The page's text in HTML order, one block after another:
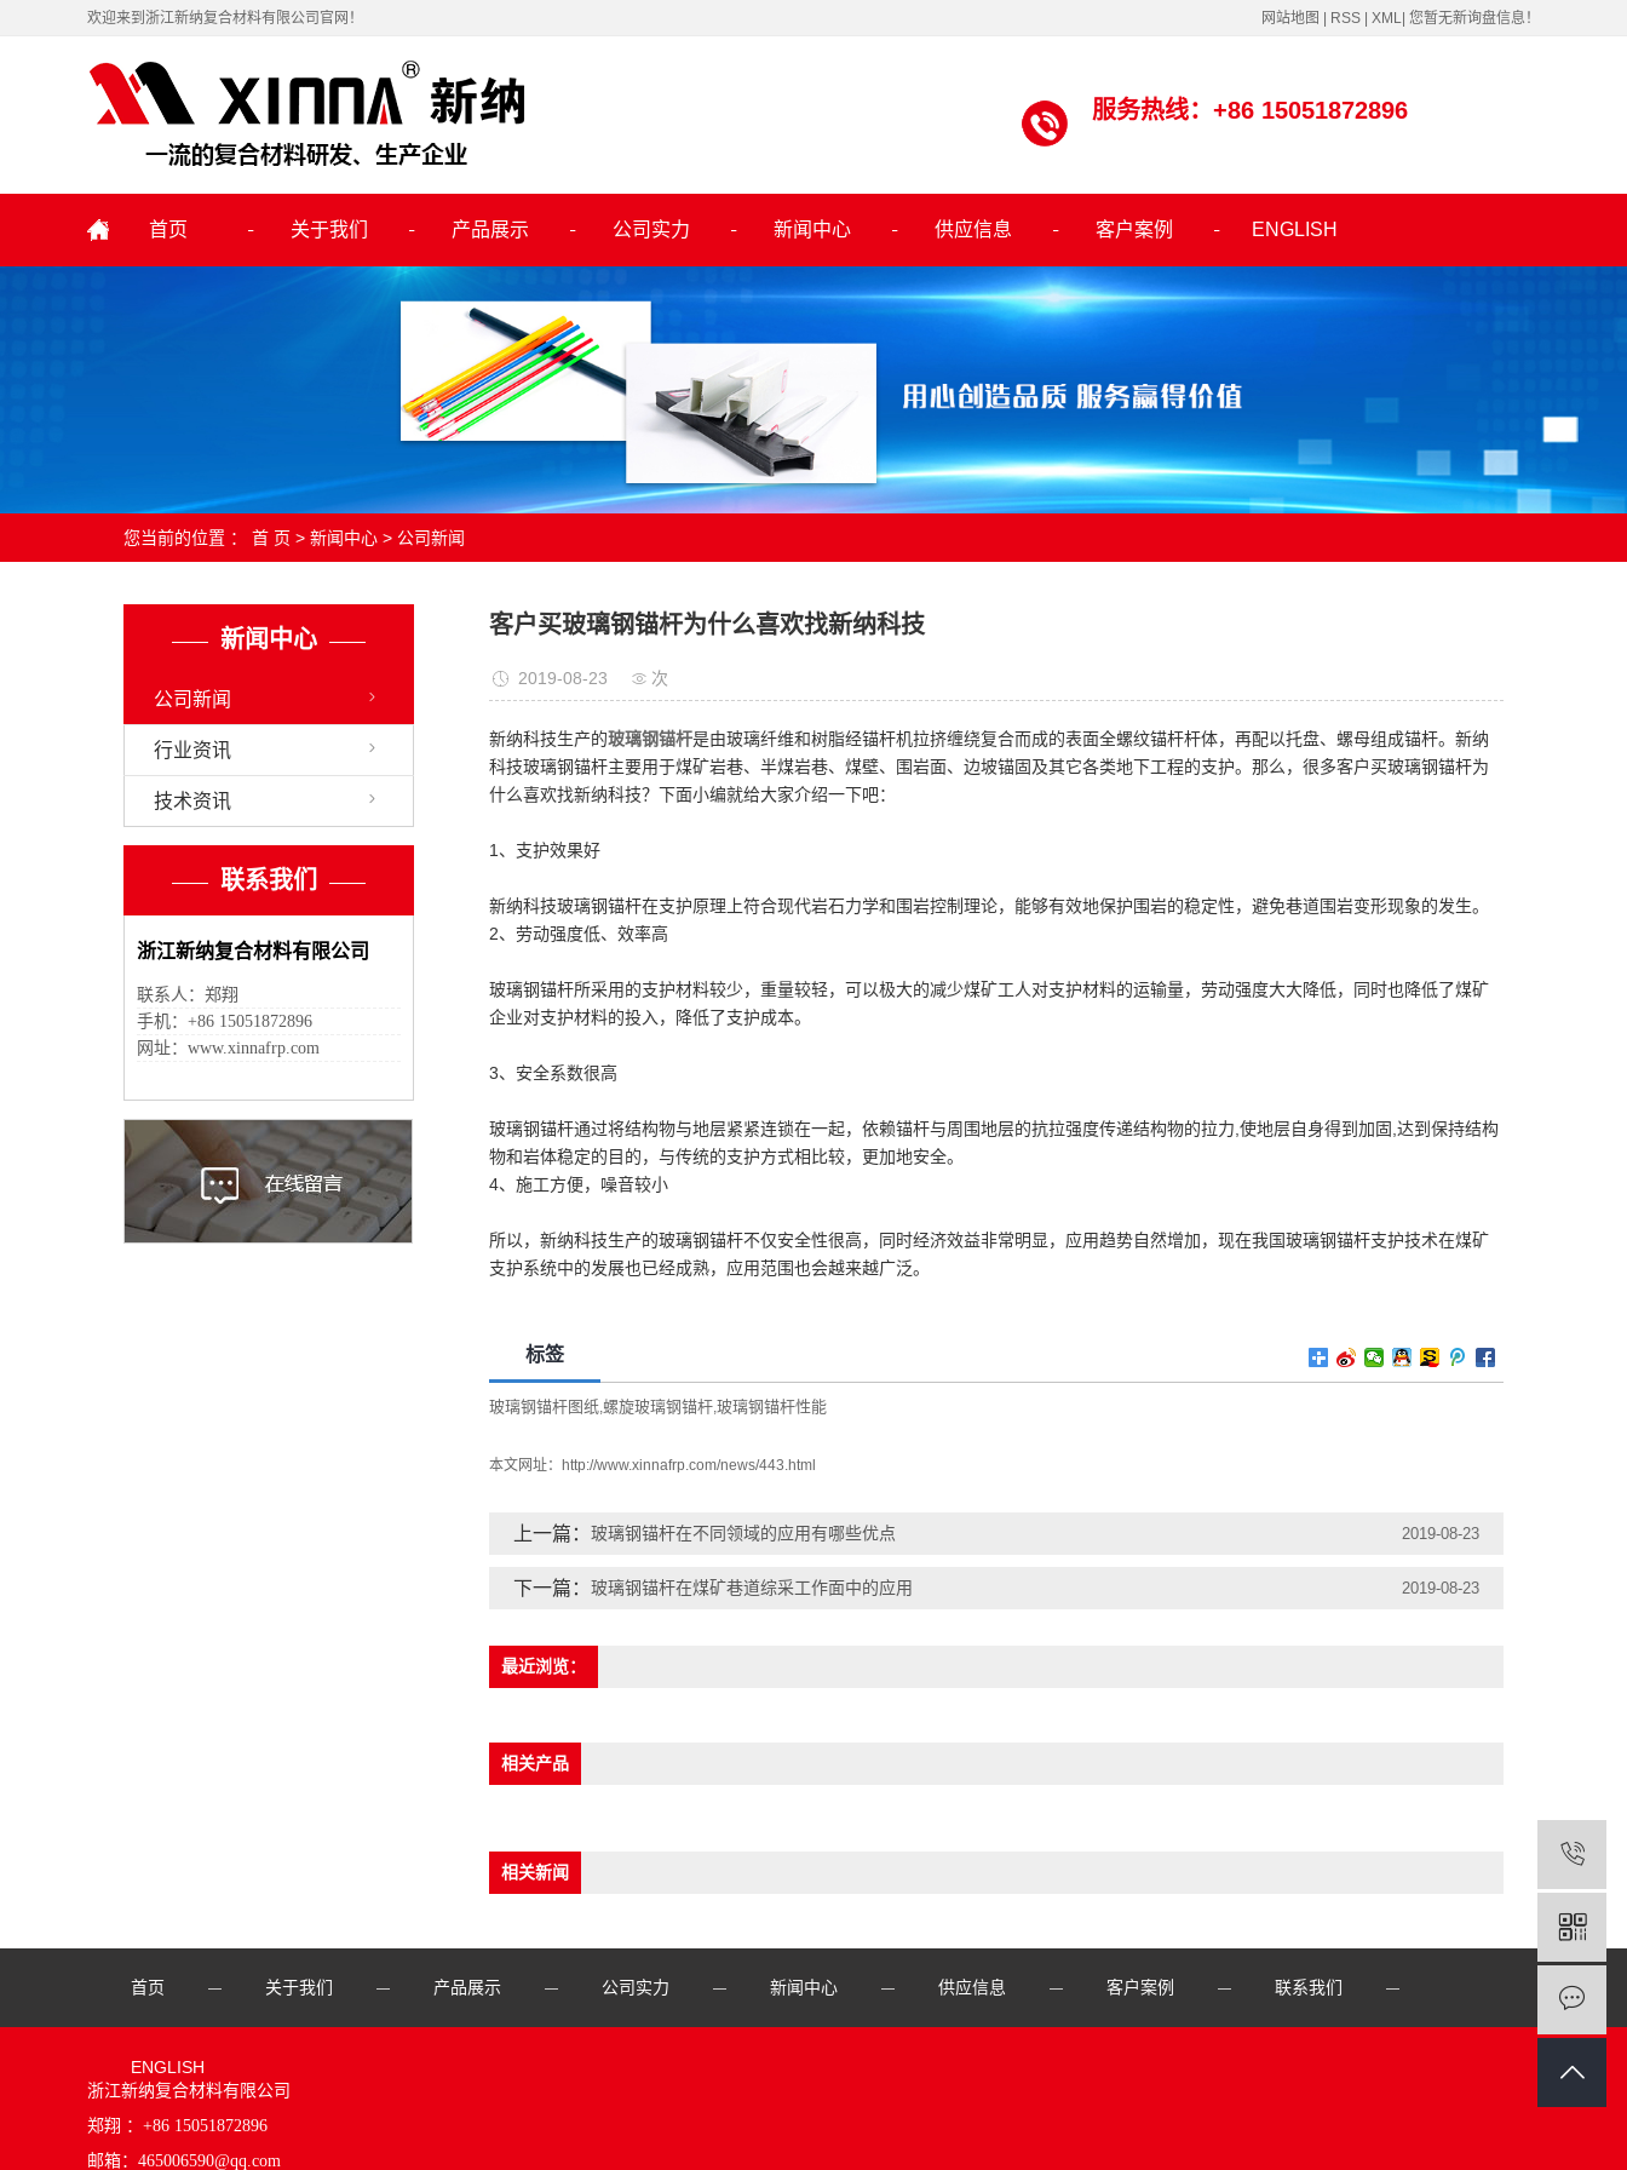
欢迎来到浙江新纳复合材料有限公司官网！ 网站地图 RSS XML 您暂无新询盘信息！
服务热线：+86 15051872896
首页 关于我们 产品展示 公司实力 新闻中心 供应信息 客户案例 ENGLISH
您当前的位置 ： 首 页 > 新闻中心 > 公司新闻
新闻中心
公司新闻
行业资讯
技术资讯
联系我们
浙江新纳复合材料有限公司
联系人：郑翔
手机：+86 15051872896
网址：www.xinnafrp.com
客户买玻璃钢锚杆为什么喜欢找新纳科技
2019-08-23 次
新纳科技生产的玻璃钢锚杆是由玻璃纤维和树脂经锚杆机拉挤缠绕复合而成的表面全螺纹锚杆杆体，再配以托盘、螺母组成锚杆。新纳
科技玻璃钢锚杆主要用于煤矿岩巷、半煤岩巷、煤壁、围岩面、边坡锚固及其它各类地下工程的支护。那么，很多客户买玻璃钢锚杆为
什么喜欢找新纳科技？下面小编就给大家介绍一下吧：
1、支护效果好
新纳科技玻璃钢锚杆在支护原理上符合现代岩石力学和围岩控制理论，能够有效地保护围岩的稳定性，避免巷道围岩变形现象的发生。
2、劳动强度低、效率高
玻璃钢锚杆所采用的支护材料较少，重量较轻，可以极大的减少煤矿工人对支护材料的运输量，劳动强度大大降低，同时也降低了煤矿
企业对支护材料的投入，降低了支护成本。
3、安全系数很高
玻璃钢锚杆通过将结构物与地层紧紧连锁在一起，依赖锚杆与周围地层的抗拉强度传递结构物的拉力,使地层自身得到加固,达到保持结构
物和岩体稳定的目的，与传统的支护方式相比较，更加地安全。
4、施工方便，噪音较小
所以，新纳科技生产的玻璃钢锚杆不仅安全性很高，同时经济效益非常明显，应用趋势自然增加，现在我国玻璃钢锚杆支护技术在煤矿
支护系统中的发展也已经成熟，应用范围也会越来越广泛。
标签
玻璃钢锚杆图纸,螺旋玻璃钢锚杆,玻璃钢锚杆性能
本文网址： http://www.xinnafrp.com/news/443.html
上一篇： 玻璃钢锚杆在不同领域的应用有哪些优点 2019-08-23
下一篇： 玻璃钢锚杆在煤矿巷道综采工作面中的应用 2019-08-23
最近浏览：
相关产品
相关新闻
首页 — 关于我们 — 产品展示 — 公司实力 — 新闻中心 — 供应信息 — 客户案例 — 联系我们 —
ENGLISH
浙江新纳复合材料有限公司
郑翔 ：+86 15051872896
邮箱： 465006590@qq.com